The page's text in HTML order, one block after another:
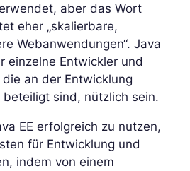
aber das Wort
eher „skalierbare,
Webanwendungen“. Java
einzelne Entwickler und
an der Entwicklung
sind, nützlich sein.
EE erfolgreich zu nutzen,
für Entwicklung und
indem von einem